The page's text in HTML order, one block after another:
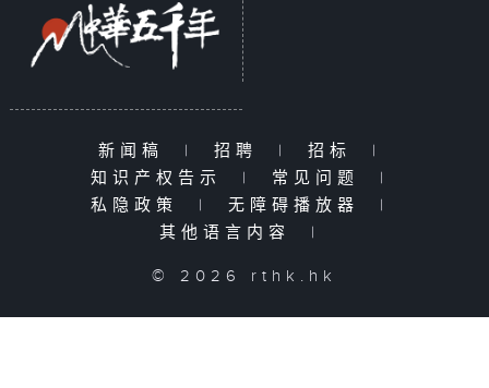
新闻稿 | 招聘 | 招标
|
知识产权告示
| 常见问题
|
私隐政策
| 无障碍播放器
|
其他语言内容
|
© 2026 rthk.hk